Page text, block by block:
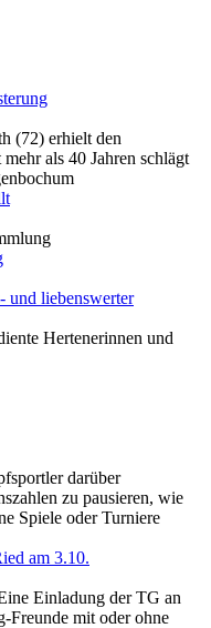
(72) erhielt den
als 40 Jahren schlägt
und liebenswerter
Hertenerinnen und
darüber
zu pausieren, wie
Spiele oder Turniere
am 3.10.
Einladung der TG an
Freunde mit oder ohne